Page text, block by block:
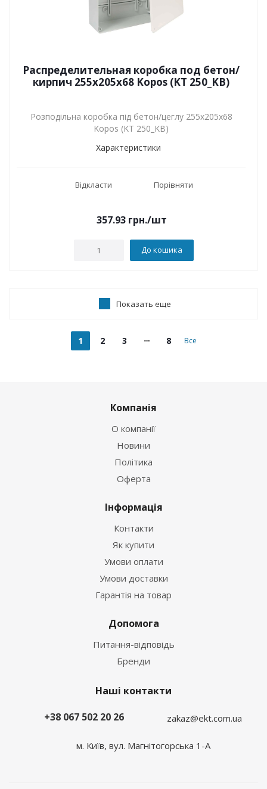
Распределительная коробка под бетон/
кирпич 255х205х68 Kopos (KT 250_KB)
Розподільна коробка під бетон/цеглу 255х205х68
Kopos (KT 250_KB)
Характеристики
Відкласти Порівняти
357.93грн./шт
До кошика
Показать еще
1 2 3 8 Все
Компанія
О компанії
Новини
Політика
Оферта
Інформація
Контакти
Як купити
Умови оплати
Умови доставки
Гарантія на товар
Допомога
Питання-відповідь
Бренди
Наші контакти
+38 067 502 20 26
zakaz@ekt.com.ua
м. Київ, вул. Магнітогорська 1-А